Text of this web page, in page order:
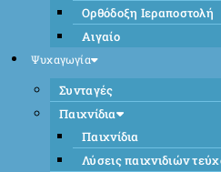
Ορθόδοξη Ιεραποστολή
Αιγαίο
Ψυχαγωγία
Συνταγές
Παιχνίδια
Παιχνίδια
Λύσεις παιχνιδιών